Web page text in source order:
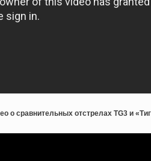
о сравнительных отстрелах TG3 и